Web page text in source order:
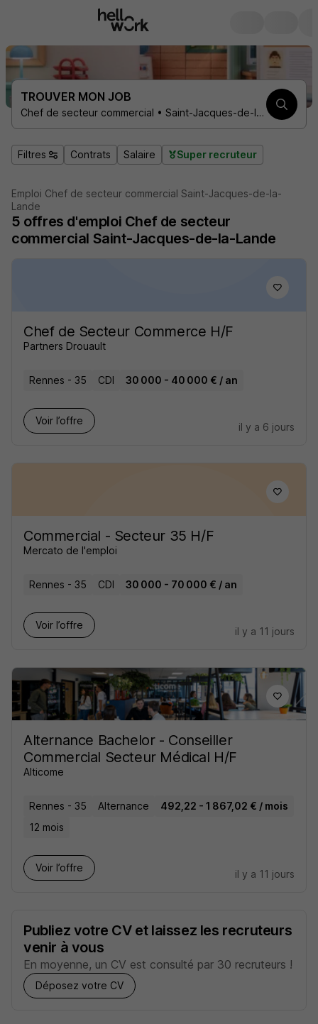
TROUVER MON JOB
Chef de secteur commercial • Saint-Jacques-de-la-Lande 35136
Filtres Contrats Salaire Super recruteur
Emploi Chef de secteur commercial Saint-Jacques-de-la-
Lande
5 offres d'emploi Chef de secteur
commercial Saint-Jacques-de-la-Lande
Chef de Secteur Commerce H/F
Partners Drouault
Rennes - 35 CDI 30 000 - 40 000 € / an
Voir l’offre
il y a 6 jours
Commercial - Secteur 35 H/F
Mercato de l'emploi
Rennes - 35 CDI 30 000 - 70 000 € / an
Voir l’offre
il y a 11 jours
Alternance Bachelor - Conseiller
Commercial Secteur Médical H/F
Alticome
Rennes - 35 Alternance
492,22 - 1 867,02 € / mois
12 mois
Voir l’offre
il y a 11 jours
Publiez votre CV et laissez les recruteurs
venir à vous
En moyenne, un CV est consulté par 30 recruteurs !
Déposez votre CV